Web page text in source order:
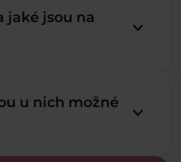
jaké jsou na
keyboard_arrow_down
u nich možné
keyboard_arrow_down